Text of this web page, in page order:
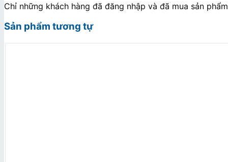
Chỉ những khách hàng đã đăng nhập và đã mua sản
Sản phẩm tương tự